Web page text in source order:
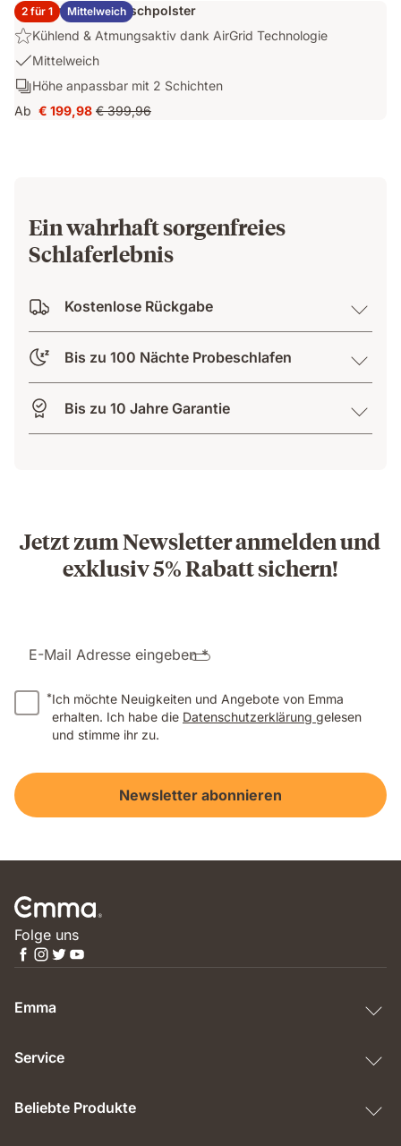
Technologie
3
Schichten
€ 399,98
2 für 1 Mittelweich
2x Emma Elite Flauschpolster
Highlight:
Kühlend
&
Atmungsaktiv
dank
Kühlend & Atmungsaktiv dank AirGrid Technologie
USP
1:
Mittelweich
Mittelweich
Schichten:
Höhe
anpassbar
Höhe anpassbar mit 2 Schichten
Ab
Preis
€ 199,98 Ursprünglicher
€ 399,96
Ein wahrhaft sorgenfreies
Schlaferlebnis
Kostenlose Rückgabe
Bis zu 100 Nächte Probeschlafen
Bis zu 10 Jahre Garantie
Jetzt zum Newsletter anmelden und
exklusiv 5% Rabatt sichern!
E-Mail Adresse eingeben *
*Ich möchte Neuigkeiten und Angebote von Emma
erhalten. Ich habe die Datenschutzerklärung gelesen
und stimme ihr zu.
Newsletter abonnieren
Folge uns
Emma
Service
Beliebte Produkte